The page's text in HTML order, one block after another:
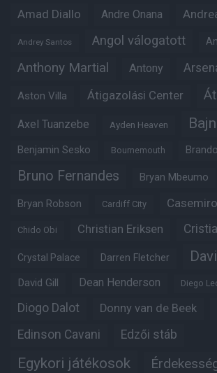
Amad Diallo Andre Onana
Andrey Santos Angol válogatott
Anthony Martial Antony
Aston Villa Átigazolási Center
Axel Tuanzebe Ayden Heaven
Benjamin Sesko Bournemouth
Bruno Fernandes Bryan Mbeumo
Bryan Robson Cardiff City Casemiro
Chido Obi Christian Eriksen
Crystal Palace Darren Fletcher
David Gill Dean Henderson Diego
Diogo Dalot Donny van de Beek
Edinson Cavani Edzői stáb
Egykori játékosok